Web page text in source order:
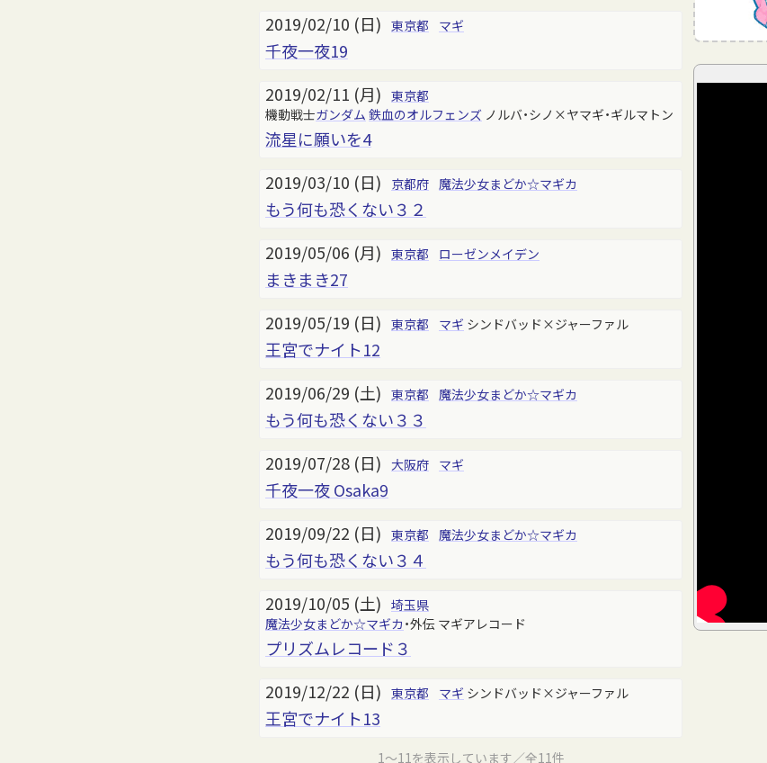
2019/02/10 (日) 東京都 マギ
千夜一夜19
2019/02/11 (月) 東京都
機動戦士ガンダム 鉄血のオルフェンズ ノルバ・シノ×ヤマギ・ギルマトン
流星に願いを4
2019/03/10 (日)
京都府 魔法少女まどか☆マギカ
もう何も恐くない３２
2019/05/06 (月) 東京都 ローゼンメイデン
まきまき27
2019/05/19 (日) 東京都 マギ シンドバッド×ジャーファル
王宮でナイト12
2019/06/29 (土) 東京都 魔法少女まどか☆マギカ
もう何も恐くない３３
2019/07/28 (日) 大阪府 マギ
千夜一夜 Osaka9
2019/09/22 (日) 東京都 魔法少女まどか☆マギカ
もう何も恐くない３４
2019/10/05 (土) 埼玉県
魔法少女まどか☆マギカ ・外伝 マギアレコード
プリズムレコード３
2019/12/22 (日) 東京都 マギ シンドバッド×ジャーファル
王宮でナイト13
1～11を表示しています／全11件